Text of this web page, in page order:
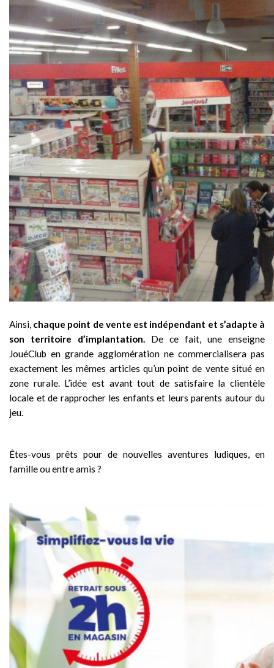
Ainsi, chaque point de vente est indépendant et s’adapte à
son territoire d’implantation. De ce fait, une enseigne
JouéClub en grande agglomération ne commercialisera pas
exactement les mêmes articles qu’un point de vente situé en
zone rurale. L’idée est avant tout de satisfaire la clientèle
locale et de rapprocher les enfants et leurs parents autour du
jeu.
Êtes-vous prêts pour de nouvelles aventures ludiques, en
famille ou entre amis ?